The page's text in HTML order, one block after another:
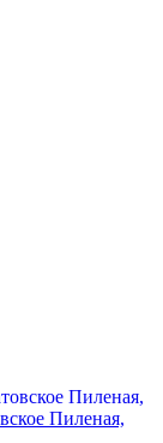
Пиленая,